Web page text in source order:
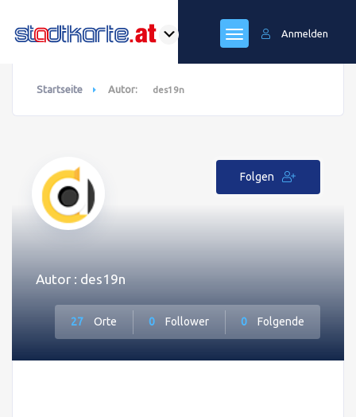
Anmelden
Startseite Autor: des19n
Autor : des19n
27 Orte 0 Follower 0 Folgende
Folgen